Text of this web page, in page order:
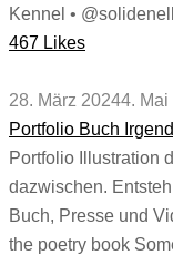
Kennel •
467 Likes
28. März 20244. Mai
Portfolio Buch
Portfolio Illustration
dazwischen.
Buch, Presse und
the poetry book